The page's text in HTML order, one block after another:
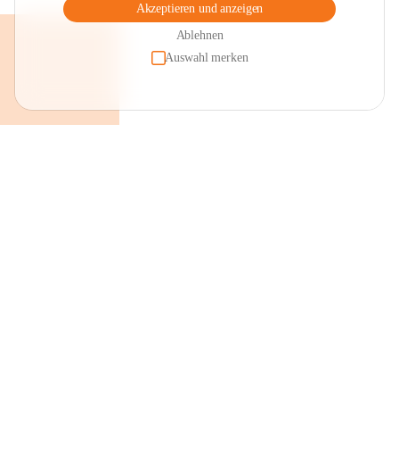
Akzeptieren und anzeigen
Ablehnen
Auswahl merken